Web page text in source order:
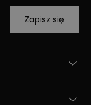
Zapisz się